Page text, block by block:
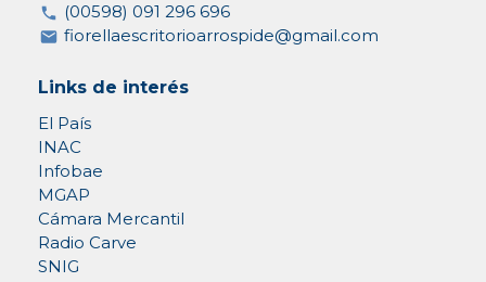
(00598) 091 296 696
fiorellaescritorioarrospide@gmail.com
Links de interés
El País
INAC
Infobae
MGAP
Cámara Mercantil
Radio Carve
SNIG